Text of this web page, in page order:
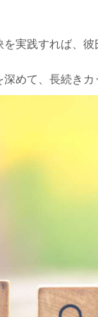
実践すれば、
めて、長続きカ